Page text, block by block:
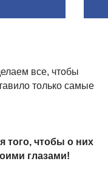
все, чтобы
только самые
того, чтобы о них
глазами!